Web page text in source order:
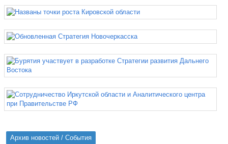
Архив новостей / События